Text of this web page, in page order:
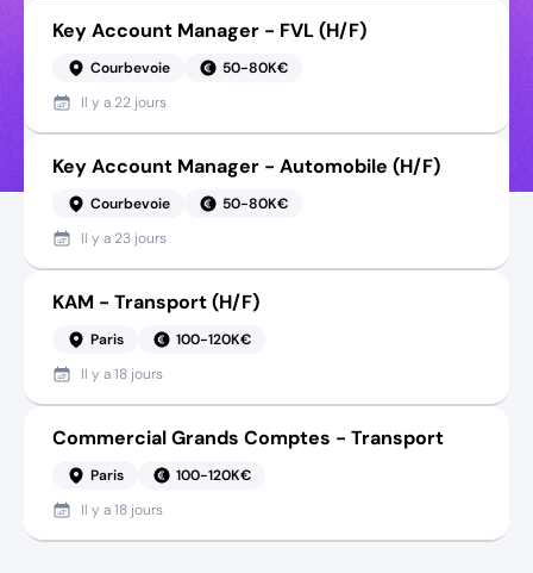
Key Account Manager - FVL (H/F)
Courbevoie
50-80K€
Il y a 22 jours
Key Account Manager - Automobile (H/F)
Courbevoie
50-80K€
Il y a 23 jours
KAM - Transport (H/F)
Paris
100-120K€
Il y a18 jours
Commercial Grands Comptes - Transport
Paris
100-120K€
Il y a18 jours